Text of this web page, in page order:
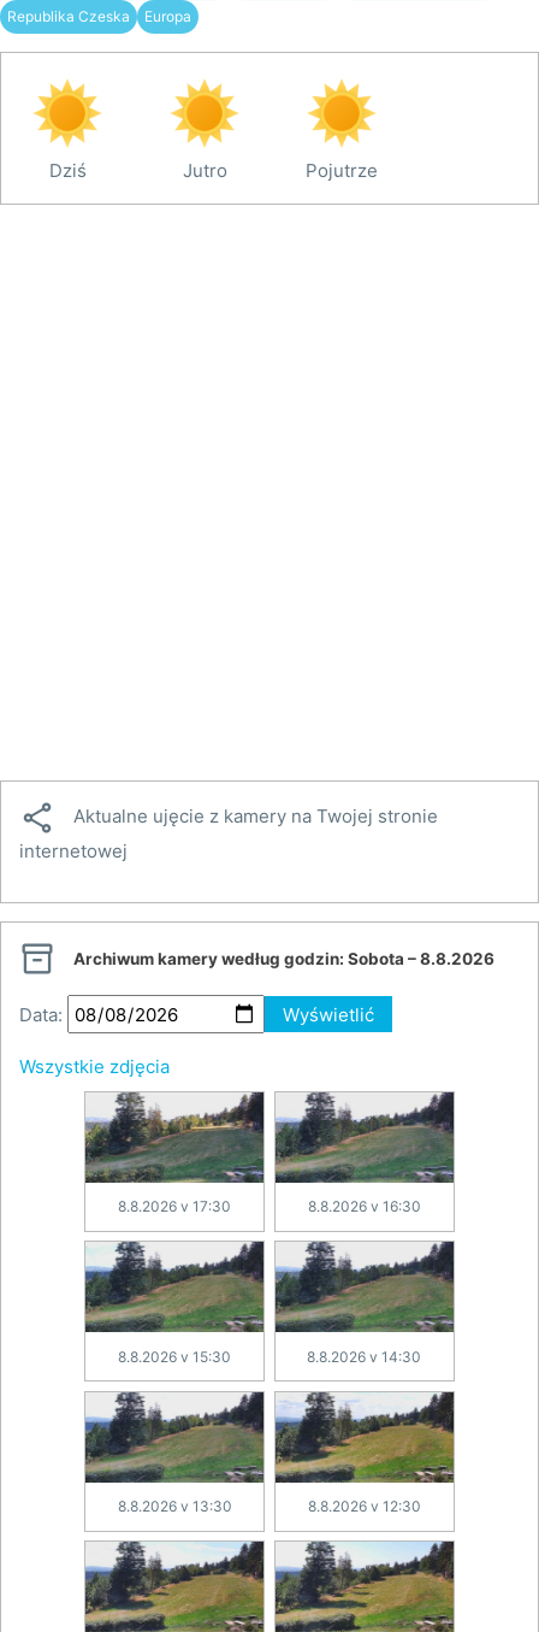
Republika Czeska
Europa
Dziś Jutro Pojutrze

Aktualne ujęcie z kamery na Twojej stronie
internetowej
 Archiwum kamery według godzin: Sobota – 8.8.2026
Data: Wyświetlić
Wszystkie zdjęcia
8.8.2026 v 17:30 8.8.2026 v 16:30
8.8.2026 v 15:30 8.8.2026 v 14:30
8.8.2026 v 13:30 8.8.2026 v 12:30